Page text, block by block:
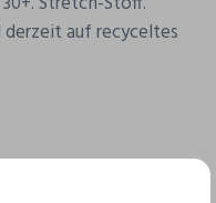
auf recyceltes